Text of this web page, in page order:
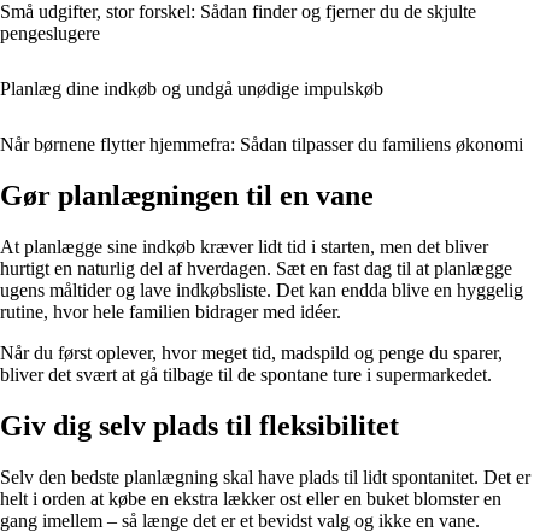
Små udgifter, stor forskel: Sådan finder og fjerner du de skjulte
pengeslugere
Planlæg dine indkøb og undgå unødige impulskøb
Når børnene flytter hjemmefra: Sådan tilpasser du familiens økonomi
Gør planlægningen til en vane
At planlægge sine indkøb kræver lidt tid i starten, men det bliver
hurtigt en naturlig del af hverdagen. Sæt en fast dag til at planlægge
ugens måltider og lave indkøbsliste. Det kan endda blive en hyggelig
rutine, hvor hele familien bidrager med idéer.
Når du først oplever, hvor meget tid, madspild og penge du sparer,
bliver det svært at gå tilbage til de spontane ture i supermarkedet.
Giv dig selv plads til fleksibilitet
Selv den bedste planlægning skal have plads til lidt spontanitet. Det er
helt i orden at købe en ekstra lækker ost eller en buket blomster en
gang imellem – så længe det er et bevidst valg og ikke en vane.